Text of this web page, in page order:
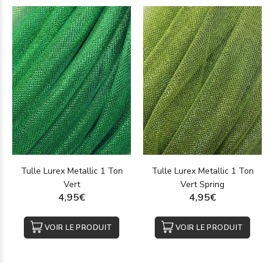
Tulle Lurex Metallic 1 Ton
Vert
4,95€
VOIR LE PRODUIT
Tulle Lurex Metallic 1 Ton
Vert Spring
4,95€
VOIR LE PRODUIT